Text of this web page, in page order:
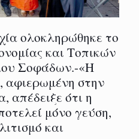
ολοκληρώθηκε το
και Τοπικών
Σοφάδων.-«Η
αφιερωμένη στην
απέδειξε ότι η
μόνο γεύση,
και